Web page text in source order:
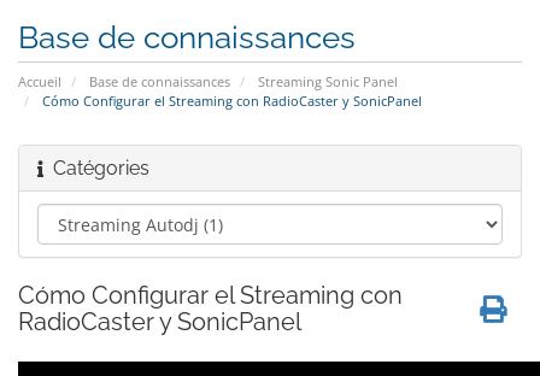
Base de connaissances
Accueil Base de connaissances
Streaming Sonic Panel
Cómo Configurar el Streaming con RadioCaster y SonicPanel
Catégories
Cómo Configurar el Streaming con
RadioCaster y SonicPanel